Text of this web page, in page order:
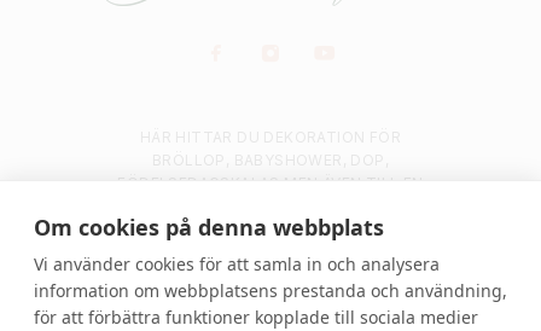
BRÖLLOP, BABYSHOWER, DOP,
FÖDELSEDAGSKALAS MEN ÄVEN TILL EN
FÖRETAGSFEST. JA, EN FEST NÄR SOM
LÄS MER
Om cookies på denna webbplats
Vi använder cookies för att samla in och analysera
information om webbplatsens prestanda och användning,
för att förbättra funktioner kopplade till sociala medier